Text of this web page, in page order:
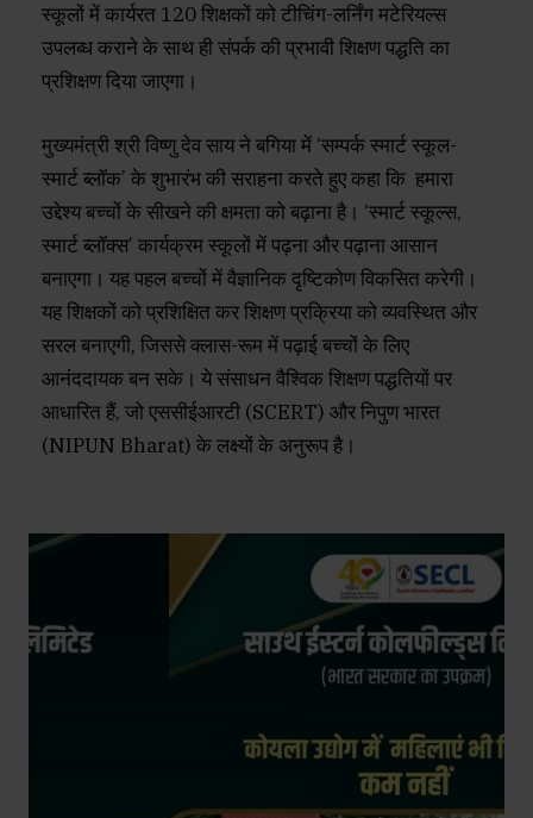
स्कूलों में कार्यरत 120 शिक्षकों को टीचिंग-लर्निंग मटेरियल्स
उपलब्ध कराने के साथ ही संपर्क की प्रभावी शिक्षण पद्धति का
प्रशिक्षण दिया जाएगा।
मुख्यमंत्री श्री विष्णु देव साय ने बगिया में ‘सम्पर्क स्मार्ट स्कूल-
स्मार्ट ब्लॉक’ के शुभारंभ की सराहना करते हुए कहा कि हमारा
उद्देश्य बच्चों के सीखने की क्षमता को बढ़ाना है। ‘स्मार्ट स्कूल्स,
स्मार्ट ब्लॉक्स’ कार्यक्रम स्कूलों में पढ़ना और पढ़ाना आसान
बनाएगा। यह पहल बच्चों में वैज्ञानिक दृष्टिकोण विकसित करेगी।
यह शिक्षकों को प्रशिक्षित कर शिक्षण प्रक्रिया को व्यवस्थित और
सरल बनाएगी, जिससे क्लास-रूम में पढ़ाई बच्चों के लिए
आनंददायक बन सके। ये संसाधन वैश्विक शिक्षण पद्धतियों पर
आधारित हैं, जो एससीईआरटी (SCERT) और निपुण भारत
(NIPUN Bharat) के लक्ष्यों के अनुरूप है।